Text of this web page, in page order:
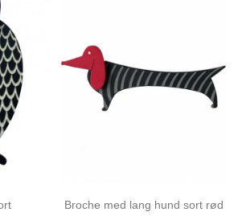
Broche med lang hund sort rød